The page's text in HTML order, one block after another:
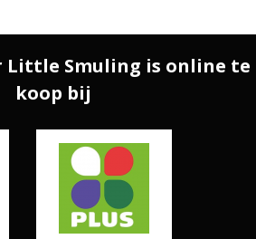
Little Smuling is online te
koop bij